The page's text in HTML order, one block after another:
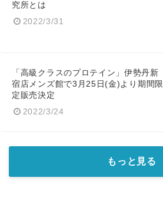
究所とは
2022/3/31
「高級クラスのプロテイン」伊勢丹新
宿店メンズ館で3月25日(金)より期間限
定販売決定
2022/3/24
もっと見る